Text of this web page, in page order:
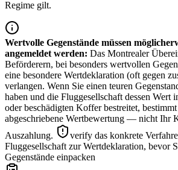
Regime gilt.
Wertvolle Gegenstände müssen
angemeldet werden: Das Montrealer
Beförderern, bei besonders wertvollen
eine besondere Wertdeklaration (oft gegen
verlangen. Wenn Sie einen teuren
haben und die Fluggesellschaft dessen Wert
oder beschädigten Koffer bestreitet,
abgeschriebene Wertbewertung — nicht Ihr
Auszahlung.
verify das konkrete
Fluggesellschaft zur Wertdeklaration, bevor
Gegenstände einpacken